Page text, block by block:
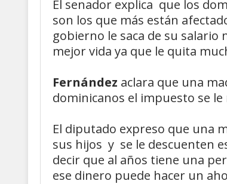
El senador explica que los
son los que más están
gobierno le saca de su
mejor vida ya que le quita
Fernández aclara que una
dominicanos el impuesto se le
El diputado expreso que una
sus hijos y se le descuenten
decir que al años tiene una
ese dinero puede hacer un